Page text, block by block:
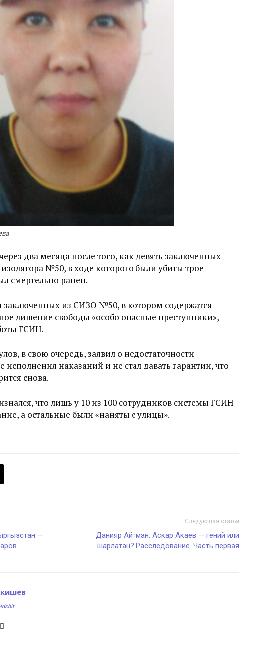
два месяца после того, как девять заключенных
№50, в ходе которого были убиты трое
смертельно ранен.
заключенных из СИЗО №50, в котором содержатся
лишение свободы «особо опасные преступники»,
ГСИН.
в свою очередь, заявил о недостаточности
исполнения наказаний и не стал давать гарантии, что
снова.
что лишь у 10 из 100 сотрудников системы ГСИН
а остальные были «наняты с улицы».
—
Следующая статья
Данияр Айтман: Аскар Акаев — гений или
шарлатан? Расследование. Часть первая